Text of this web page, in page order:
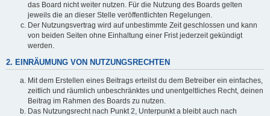
das Board nicht weiter nutzen. Für die Nutzung des Boards gelten
jeweils die an dieser Stelle veröffentlichten Regelungen.
Der Nutzungsvertrag wird auf unbestimmte Zeit geschlossen und kann
von beiden Seiten ohne Einhaltung einer Frist jederzeit gekündigt
werden.
2. EINRÄUMUNG VON NUTZUNGSRECHTEN
Mit dem Erstellen eines Beitrags erteilst du dem Betreiber ein einfaches,
zeitlich und räumlich unbeschränktes und unentgeltliches Recht, deinen
Beitrag im Rahmen des Boards zu nutzen.
Das Nutzungsrecht nach Punkt 2, Unterpunkt a bleibt auch nach